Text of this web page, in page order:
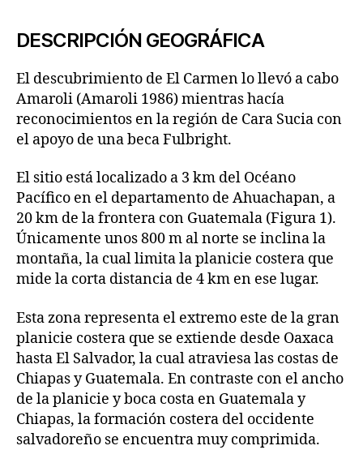
DESCRIPCIÓN GEOGRÁFICA
El descubrimiento de El Carmen lo llevó a cabo
Amaroli (Amaroli 1986) mientras hacía
reconocimientos en la región de Cara Sucia con
el apoyo de una beca Fulbright.
El sitio está localizado a 3 km del Océano
Pacífico en el departamento de Ahuachapan, a
20 km de la frontera con Guatemala (Figura 1).
Únicamente unos 800 m al norte se inclina la
montaña, la cual limita la planicie costera que
mide la corta distancia de 4 km en ese lugar.
Esta zona representa el extremo este de la gran
planicie costera que se extiende desde Oaxaca
hasta El Salvador, la cual atraviesa las costas de
Chiapas y Guatemala. En contraste con el ancho
de la planicie y boca costa en Guatemala y
Chiapas, la formación costera del occidente
salvadoreño se encuentra muy comprimida.